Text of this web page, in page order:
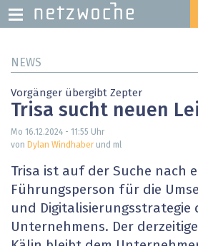
zumNEWS
Vorgänger übergibt Zepter
Trisa sucht neuen
Mo 16.12.2024 - 11:55 Uhr
von Dylan Windhaberund ml
Trisa ist auf der Suche nach
Führungsperson für die
und Digitalisierungsstrategie
Unternehmens. Der